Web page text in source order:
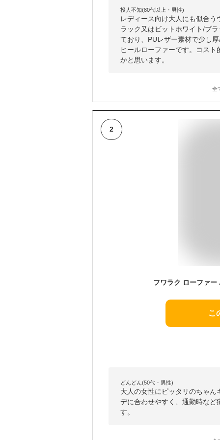
投人不知(80代以上・男性)
レディース向け大人にも似合
ラック又はビットホワイト/ブ
ており、PUレザー素材で少し
ヒールローファーです。コス
かと思います。
全
2
こ
どんどん(50代・男性)
大人の女性にピッタリのちゃ
デに合わせやすく、通勤時な
す。